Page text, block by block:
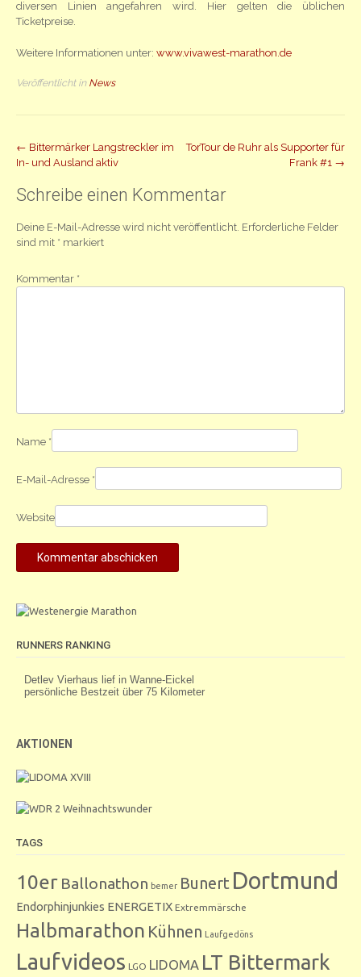
diversen Linien angefahren wird. Hier gelten die üblichen
Ticketpreise.
Weitere Informationen unter: www.vivawest-marathon.de
Veröffentlicht in News
Beitrag
← Bittermärker Langstreckler im
In- und Ausland aktiv
TorTour de Ruhr als Supporter für
Frank #1 →
Schreibe einen Kommentar
Deine E-Mail-Adresse wird nicht veröffentlicht. Erforderliche Felder
sind mit * markiert
Kommentar *
Name *
E-Mail-Adresse *
Website
RUNNERS RANKING
AKTIONEN
TAGS
10er Ballonathon bemer Bunert Dortmund
Endorphinjunkies ENERGETIX Extremmärsche
Halbmarathon Kühnen Laufgedöns
Laufvideos LGO LIDOMA LT Bittermark